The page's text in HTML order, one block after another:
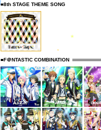
■8th STAGE THEME SONG
■F＠NTASTIC COMBINATION